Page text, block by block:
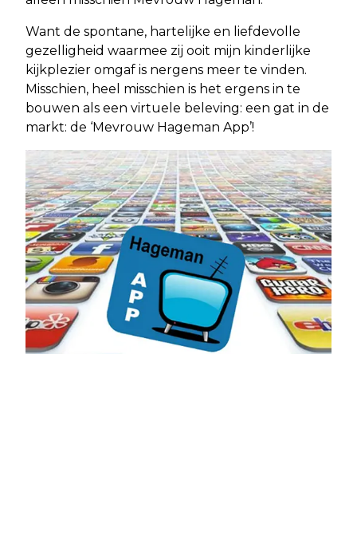
Want de spontane, hartelijke en liefdevolle
gezelligheid waarmee zij ooit mijn kinderlijke
kijkplezier omgaf is nergens meer te vinden.
Misschien, heel misschien is het ergens in te
bouwen als een virtuele beleving: een gat in de
markt: de ‘Mevrouw Hageman App’!